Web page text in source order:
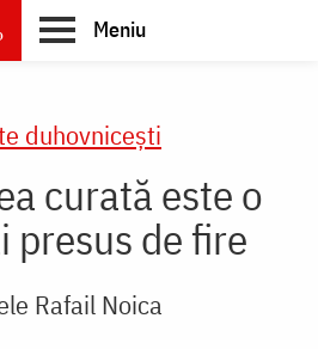
Meniu
duhovnicești
curată este o
presus de fire
Rafail Noica